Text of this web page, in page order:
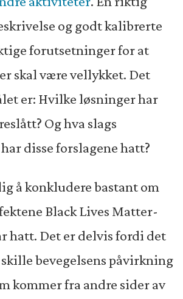
og godt kalibrerte
forutsetninger for at
skal være vellykket. Det
er: Hvilke løsninger har
Og hva slags
disse forslagene hatt?
å konkludere bastant om
Black Lives Matter-
hatt. Det er delvis fordi det
bevegelsens påvirkning
kommer fra andre sider av